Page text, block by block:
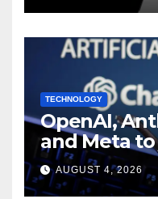
TECHNOLOGY
OpenAI,
and Meta
House AI
AUGUST 4, 2026